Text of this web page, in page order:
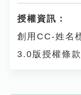
授權資訊：
創用CC-姓名
3.0版授權條款